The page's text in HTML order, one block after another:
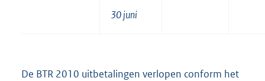
30 juni
De BTR 2010 uitbetalingen verlopen conform het